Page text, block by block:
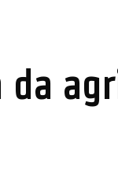
da